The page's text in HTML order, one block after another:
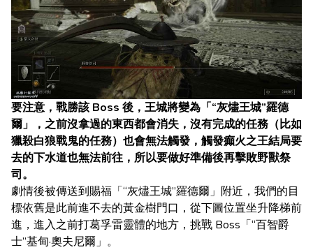
要注意，戰勝該 Boss 後，王城將變為「“灰燼王城”羅德
爾」，之前沒拿過的東西都會消失，沒有完成的任務（比如
獵殺白狼戰鬼的任務）也會無法觸發，觸發癲火之王結局要
去的下水道也無法前往，所以要做好準備後再擊敗野獸祭
司。
劇情後被傳送到賜福「“灰燼王城”羅德爾」附近，我們的目
標依舊是此前進不去的黃金樹門口，從下圖位置坐升降梯前
進，進入之前打葛孚雷靈體的地方，挑戰 Boss「“百智爵
士”基甸·奧夫尼爾」。